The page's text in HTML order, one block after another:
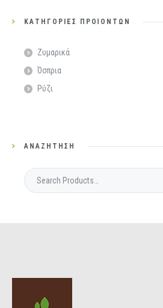
ΚΑΤΗΓΟΡΊΕΣ ΠΡΟΪΌΝΤΩΝ
Ζυμαρικά
Όσπρια
Ρύζι
ΑΝΑΖΉΤΗΣΗ